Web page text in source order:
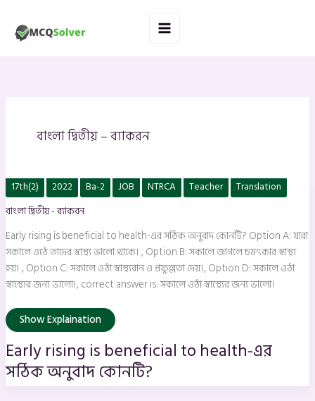
content
বাংলা দ্বিতীয় – ব্যাকরন
17th(2) 2022 Ba-2 JOB NTRCA Teacher
Translation
বাংলা দ্বিতীয় - ব্যাকরন
Early rising is beneficial to health-এর সঠিক অনুবাদ কোনটি? Option A: যারা
সকালে ওঠে তাদের স্বাস্থ্য ভালো থাকে। , Option B: সকালে জাগলে চমৎকার স্বাস্থ্য
হয়। , Option C: সকালে ওঠা স্বাস্থ্যবান ও প্রফুল্লতা দেয়।, Option D: সকালে ওঠা
স্বাস্থ্যের জন্য ভালো।, correct answer is: সকালে ওঠা স্বাস্থ্যের জন্য ভালো।
Early
rising
is
beneficial
health-
এর
সঠিক
অনুবাদ
কোনটি?
Show Explaination
Early rising is beneficial to health-এর
সঠিক অনুবাদ কোনটি?